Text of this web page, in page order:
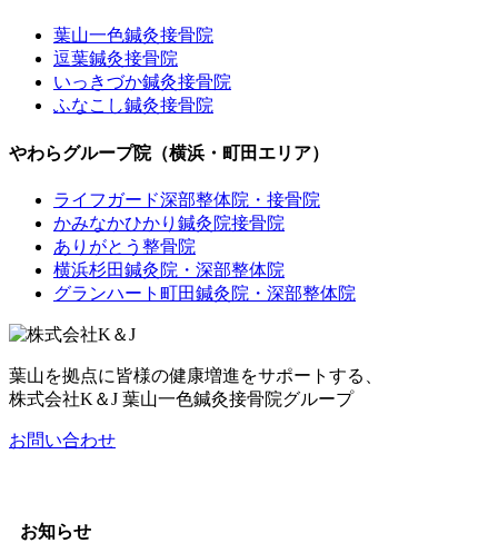
葉山一色鍼灸接骨院
逗葉鍼灸接骨院
いっきづか鍼灸接骨院
ふなこし鍼灸接骨院
やわらグループ院（横浜・町田エリア）
ライフガード深部整体院・接骨院
かみなかひかり鍼灸院接骨院
ありがとう整骨院
横浜杉田鍼灸院・深部整体院
グランハート町田鍼灸院・深部整体院
葉山を拠点に皆様の健康増進をサポートする、
株式会社K＆J 葉山一色鍼灸接骨院グループ
お問い合わせ
お知らせ